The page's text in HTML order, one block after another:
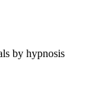
by hypnosis